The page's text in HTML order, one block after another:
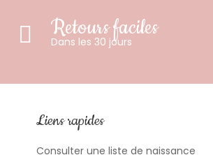
Retours faciles
Dans les 30 jours
Liens rapides
Consulter une liste de naissance